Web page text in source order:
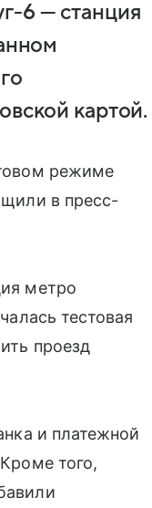
6 — станция
картой.
режиме
в пресс-
метро
тестовая
проезд
и платежной
того,